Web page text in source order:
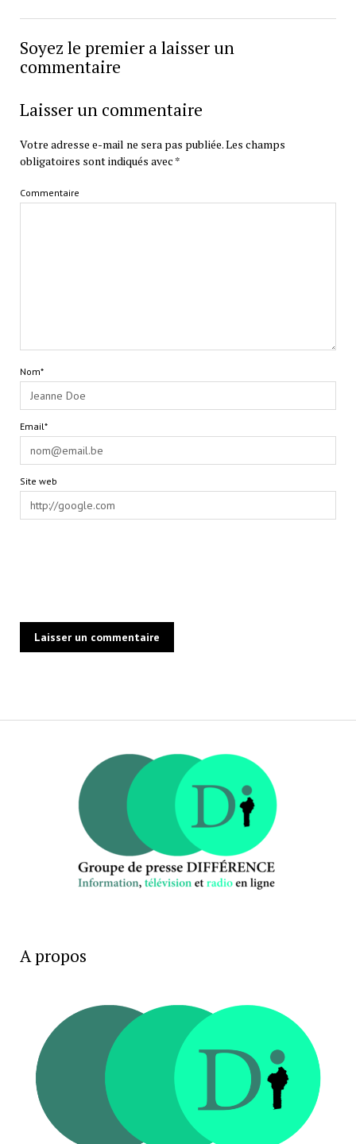
Soyez le premier a laisser un
commentaire
Laisser un commentaire
Votre adresse e-mail ne sera pas publiée.Les champs
obligatoires sont indiqués avec *
Commentaire
Nom*
Email*
Site web
A propos